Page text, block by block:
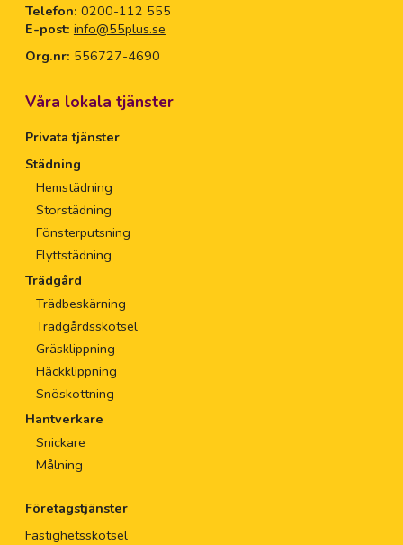
Telefon: 0200-112 555
E-post: info@55plus.se
Org.nr: 556727-4690
Våra lokala tjänster
Privata tjänster
Städning
Hemstädning
Storstädning
Fönsterputsning
Flyttstädning
Trädgård
Trädbeskärning
Trädgårdsskötsel
Gräsklippning
Häckklippning
Snöskottning
Hantverkare
Snickare
Målning
Företagstjänster
Fastighetsskötsel